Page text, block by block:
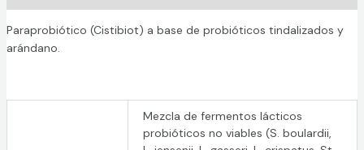
Paraprobiótico (Cistibiot) a base de probióticos tindalizados y
arándano.
Mezcla de fermentos lácticos
probióticos no viables (S. boulardii,